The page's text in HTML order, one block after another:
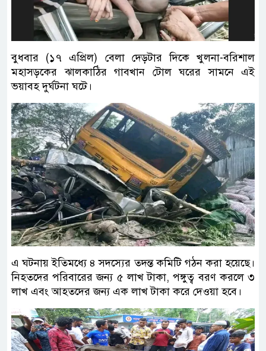
বুধবার (১৭ এপ্রিল) বেলা দেড়টার দিকে খুলনা-বরিশাল
মহাসড়কের ঝালকাঠির গাবখান টোল ঘরের সামনে এই
ভয়াবহ দুর্ঘটনা ঘটে।
এ ঘটনায় ইতিমধ্যে ৪ সদস্যের তদন্ত কমিটি গঠন করা হয়েছে।
নিহতদের পরিবারের জন্য ৫ লাখ টাকা, পঙ্গুত্ব বরণ করলে ৩
লাখ এবং আহতদের জন্য এক লাখ টাকা করে দেওয়া হবে।